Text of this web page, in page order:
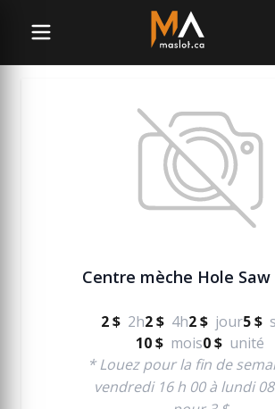
Menuiserie
Centre mèche Hole Saw
2 $ 2h2 $ 4h2 $ jour5 $
10 $ mois0 $ unité
* Louez pour la fin de
vendredi 16 h 00 à lundi